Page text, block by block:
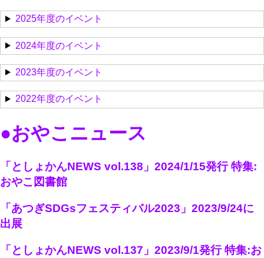
2025年度のイベント
2024年度のイベント
2023年度のイベント
2022年度のイベント
●おやこニュース
「としょかんNEWS vol.138」2024/1/15発行 特集:
おやこ図書館
「あつぎSDGsフェスティバル2023」2023/9/24に
出展
「としょかんNEWS vol.137」2023/9/1発行 特集:お